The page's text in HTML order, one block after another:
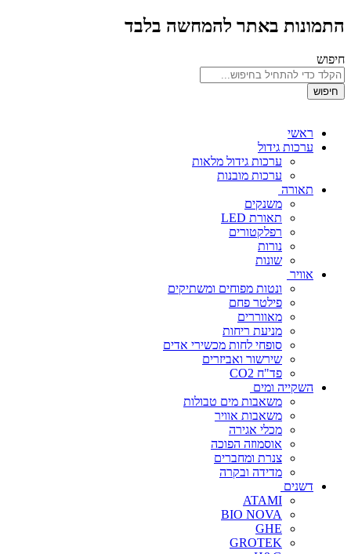
התמונות באתר להמחשה בלבד
חיפוש
חיפוש
ראשי
ערכות גידול
ערכות גידול מלאות
ערכות מובנות
תאורה
משנקים
תאורת LED
רפלקטורים
נורות
שונות
אוויר
ונטות מפוחים ומשתיקים
פילטר פחם
מאווררים
מניעת ריחות
סופחי לחות מכשירי אדים
שירשור ואביזרים
פד"ח CO2
השקייה ומים
משאבות מים טבולות
משאבות אוויר
מכלי אגירה
אוסמוזה הפוכה
צנרת ומחברים
מדידה ובקרה
דשנים
ATAMI
BIO NOVA
GHE
GROTEK